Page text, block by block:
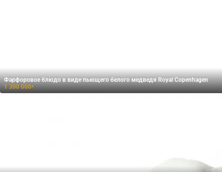
Фарфоровое блюдо в виде пьющего белого медведя Royal Copenhagen
1 300 000₽